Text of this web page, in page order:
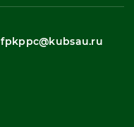
fpkppc@kubsau.ru